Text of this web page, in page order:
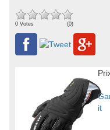
0 Votes (0)
it